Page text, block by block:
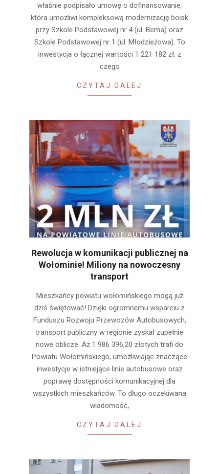
właśnie podpisało umowę o dofinansowanie,
która umożliwi kompleksową modernizację boisk
przy Szkole Podstawowej nr 4 (ul. Bema) oraz
Szkole Podstawowej nr 1 (ul. Młodzieżowa). To
inwestycja o łącznej wartości 1 221 182 zł, z
czego
CZYTAJ DALEJ
Rewolucja w komunikacji publicznej na
Wołominie! Miliony na nowoczesny
transport
01-
28
Mieszkańcy powiatu wołomińskiego mogą już
dziś świętować! Dzięki ogromnemu wsparciu z
Funduszu Rozwoju Przewozów Autobusowych,
transport publiczny w regionie zyskał zupełnie
nowe oblicze. Aż 1 986 396,20 złotych trafi do
Powiatu Wołomińskiego, umożliwiając znaczące
inwestycje w istniejące linie autobusowe oraz
poprawę dostępności komunikacyjnej dla
wszystkich mieszkańców. To długo oczekiwana
wiadomość,
CZYTAJ DALEJ